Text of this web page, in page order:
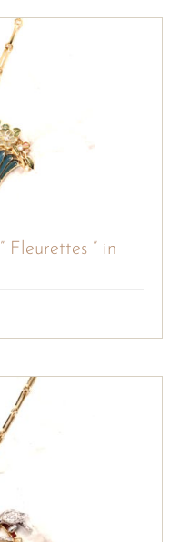
Fleurettes ” in